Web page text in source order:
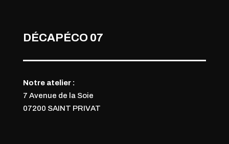
DÉCAPÉCO 07
Notre atelier :
7 Avenue de la Soie
07200 SAINT PRIVAT